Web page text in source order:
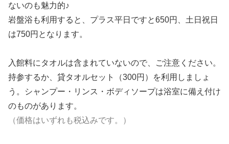
ないのも魅力的♪
岩盤浴も利用すると、プラス平日ですと650円、土日祝日
は750円となります。
入館料にタオルは含まれていないので、ご注意ください。
持参するか、貸タオルセット（300円）を利用しましょ
う。シャンプー・リンス・ボディソープは浴室に備え付け
のものがあります。
（価格はいずれも税込みです。）